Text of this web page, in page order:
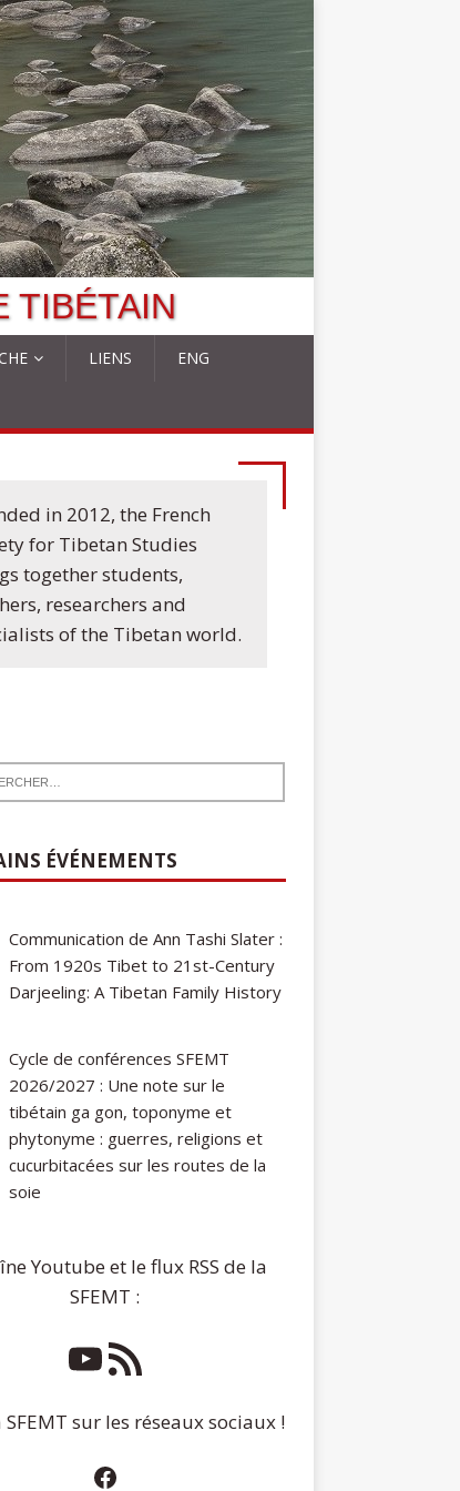
TIBÉTAIN
LIENS ENG
in 2012, the French
for Tibetan Studies
together students,
researchers and
of the Tibetan world.
ÉVÉNEMENTS
Communication de Ann Tashi Slater :
From 1920s Tibet to 21st-Century
Cycle de conférences SFEMT
2026/2027 : Une note sur le
phytonyme : guerres, religions et
cucurbitacées sur les routes de la
soie
Communication de Ann Tashi Slater :
From 1920s Tibet to 21st-Century
Youtube et le flux RSS de la
SFEMT :
SFEMT sur les réseaux sociaux !